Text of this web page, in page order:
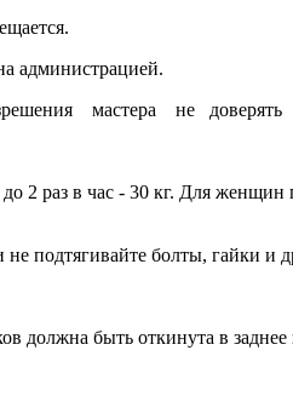
администрацией.
мастера не доверять
в час - 30 кг. Для женщин
болты, гайки и
должна быть откинута в